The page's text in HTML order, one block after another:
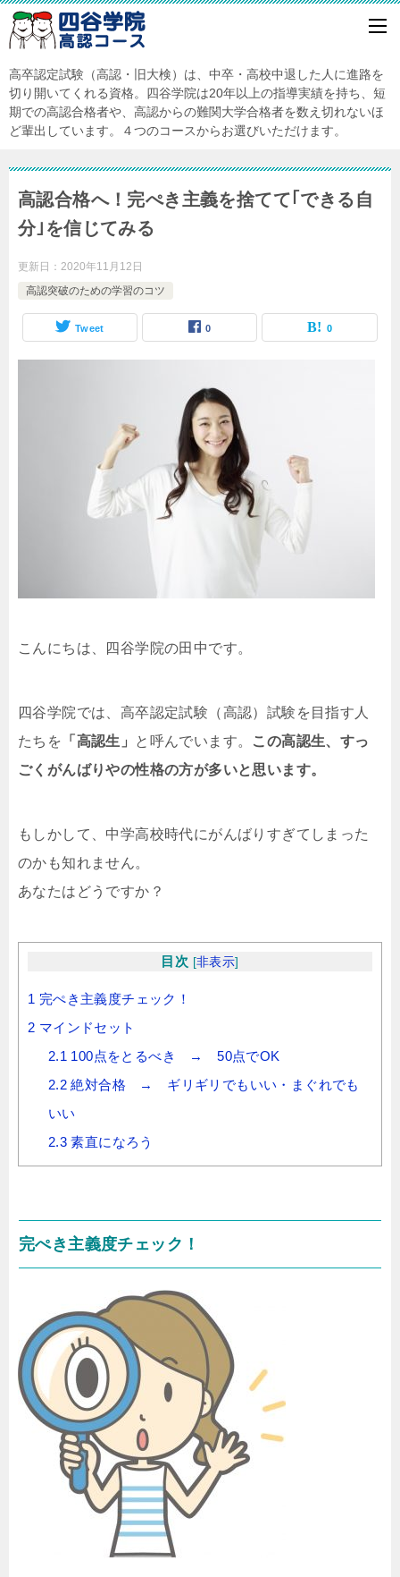
高卒認定試験（高認・旧大検）は、中卒・高校中退した人に進路を
切り開いてくれる資格。四谷学院は20年以上の指導実績を持ち、短
期での高認合格者や、高認からの難関大学合格者を数え切れないほ
ど輩出しています。４つのコースからお選びいただけます。
高認合格へ！完ぺき主義を捨てて｢できる自
分｣を信じてみる
更新日： 2020年11月12日
高認突破のための学習のコツ
Tweet 0 0
こんにちは、四谷学院の田中です。
四谷学院では、高卒認定試験（高認）試験を目指す人
たちを 「高認生」 と呼んでいます。 この高認生、すっ
ごくがんばりやの性格の方が多いと思います。
もしかして、中学高校時代にがんばりすぎてしまった
のかも知れません。
あなたはどうですか？
目次 [非表示]
1 完ぺき主義度チェック！
2 マインドセット
2.1 100点をとるべき → 50点でOK
2.2 絶対合格 → ギリギリでもいい・まぐれでも
いい
2.3 素直になろう
完ぺき主義度チェック！